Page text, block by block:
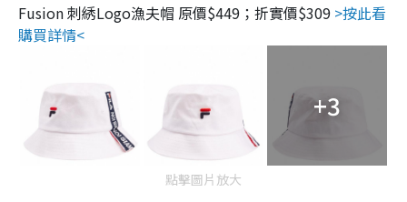
Fusion 刺綉Logo漁夫帽 原價$449；折實價$309 >按此看
購買詳情<
+3
點擊圖片放大